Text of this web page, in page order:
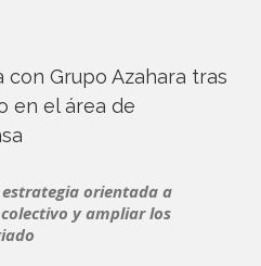
con Grupo Azahara tras
en el área de
orientada a
y ampliar los